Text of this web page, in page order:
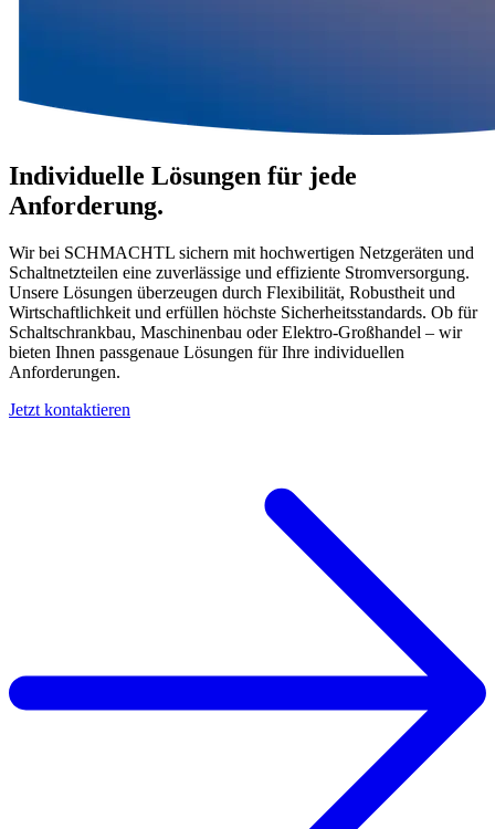
Individuelle Lösungen für jede
Anforderung.
Wir bei SCHMACHTL sichern mit hochwertigen Netzgeräten und
Schaltnetzteilen eine zuverlässige und effiziente Stromversorgung.
Unsere Lösungen überzeugen durch Flexibilität, Robustheit und
Wirtschaftlichkeit und erfüllen höchste Sicherheitsstandards. Ob für
Schaltschrankbau, Maschinenbau oder Elektro-Großhandel – wir
bieten Ihnen passgenaue Lösungen für Ihre individuellen
Anforderungen.
Jetzt kontaktieren